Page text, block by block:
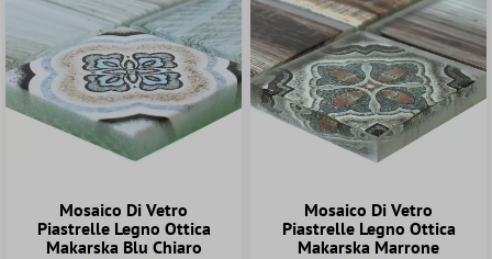
Mosaico Di Vetro
Piastrelle Legno Ottica
Makarska Blu Chiaro
Mosaico Di Vetro
Piastrelle Legno Ottica
Makarska Marrone